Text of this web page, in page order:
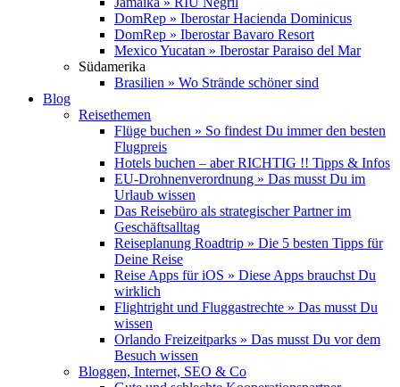
DomRep » Iberostar Hacienda Dominicus
DomRep » Iberostar Bavaro Resort
Mexico Yucatan » Iberostar Paraiso del Mar
Südamerika
Brasilien » Wo Strände schöner sind
Blog
Reisethemen
Flüge buchen » So findest Du immer den besten
Flugpreis
Hotels buchen – aber RICHTIG !! Tipps & Infos
EU-Drohnenverordnung » Das musst Du im
Urlaub wissen
Das Reisebüro als strategischer Partner im
Geschäftsalltag
Reiseplanung Roadtrip » Die 5 besten Tipps für
Deine Reise
Reise Apps für iOS » Diese Apps brauchst Du
wirklich
Flightright und Fluggastrechte » Das musst Du
wissen
Orlando Freizeitparks » Das musst Du vor dem
Besuch wissen
Bloggen, Internet, SEO & Co